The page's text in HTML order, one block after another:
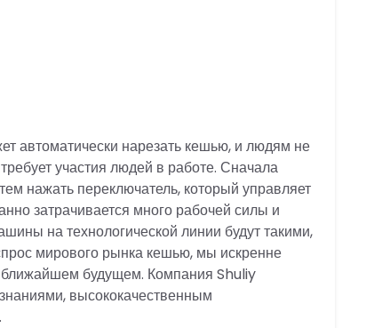
автоматически нарезать кешью, и людям не
участия людей в работе. Сначала
нажать переключатель, который управляет
затрачивается много рабочей силы и
на технологической линии будут такими,
мирового рынка кешью, мы искренне
будущем. Компания Shuliy
высококачественным